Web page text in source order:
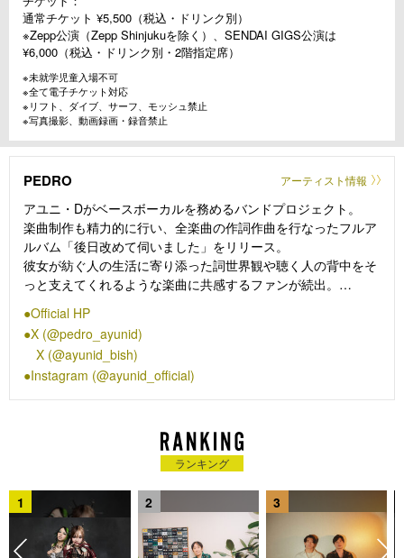
通常チケット ¥5,500（税込・ドリンク別）
※Zepp公演（Zepp Shinjukuを除く）、SENDAI GIGS公演は
¥6,000（税込・ドリンク別・2階指定席）
※未就学児童入場不可
※全て電子チケット対応
※リフト、ダイブ、サーフ、モッシュ禁止
※写真撮影、動画録画・録音禁止
PEDRO アーティスト情報
アユニ・Dがベースボーカルを務めるバンドプロジェクト。
楽曲制作も精力的に行い、全楽曲の作詞作曲を行なったフルア
ルバム「後日改めて伺いました」をリリース。
彼女が紡ぐ人の生活に寄り添った詞世界観や聴く人の背中をそ
っと支えてくれるような楽曲に共感するファンが続出。
持を集めている。
Official HP
X (@pedro_ayunid)
X (@ayunid_bish)
Instagram (@ayunid_official)
ランキング
1 2 3